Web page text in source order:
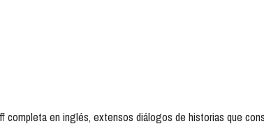
completa en inglés, extensos diálogos de historias que